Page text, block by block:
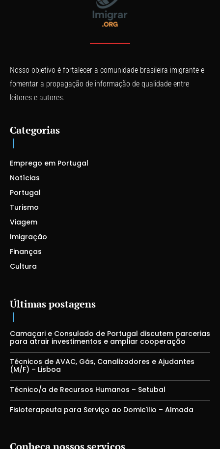
Nosso objetivo é fortalecer a comunidade brasileira imigrante e
fomentar a propagação de informação de qualidade entre
leitores e autores.
Categorias
Emprego em Portugal
Notícias
Portugal
Turismo
Viagem
Imigração
Finanças
Cultura
Últimas postagens
Camaçari e Consulado de Portugal discutem parcerias
para atrair investimentos e ampliar cooperação
Técnicos de AVAC, Gás, Canalizadores e Ajudantes
(M/F) – Lisboa
Técnico/a de Recursos Humanos – Setubal
Fisioterapeuta para Serviço ao Domicílio – Almada
Conheça nossos serviços